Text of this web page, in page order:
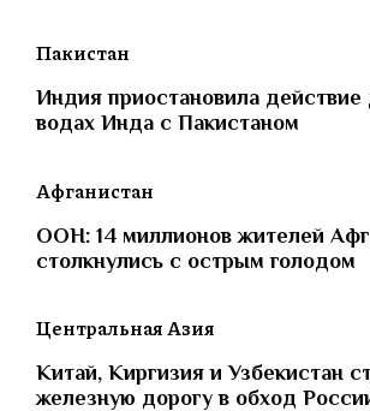
Пакистан
Индия приостановила действие
водах Инда с Пакистаном
Афганистан
ООН: 14 миллионов жителей
столкнулись с острым голодом
Центральная Азия
Китай, Киргизия и Узбекистан
железную дорогу в обход